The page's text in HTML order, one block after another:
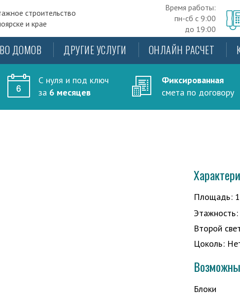
строительство
и крае
Время работы:
пн-сб с 9:00
до 19:00
ДОМОВ ДРУГИЕ УСЛУГИ ОНЛАЙН РАСЧЕТ
С нуля и под ключ
за 6 месяцев
Фиксированная
смета по договору
Площадь:
Этажность:
Второй
Цоколь:
Блоки